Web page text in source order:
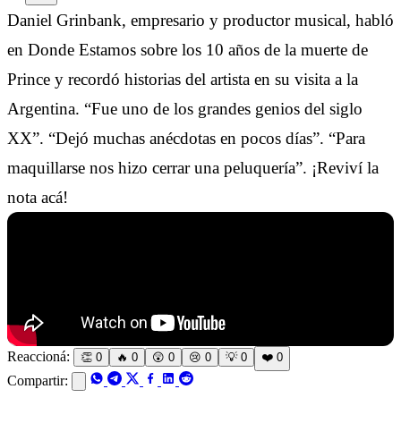
Daniel Grinbank, empresario y productor musical, habló
en Donde Estamos sobre los 10 años de la muerte de
Prince y recordó historias del artista en su visita a la
Argentina. “Fue uno de los grandes genios del siglo
XX”. “Dejó muchas anécdotas en pocos días”. “Para
maquillarse nos hizo cerrar una peluquería”. ¡Reviví la
nota acá!
Reaccioná: 👏 0 🔥 0 😲 0 😢 0 💡 0 ❤️ 0
Compartir: